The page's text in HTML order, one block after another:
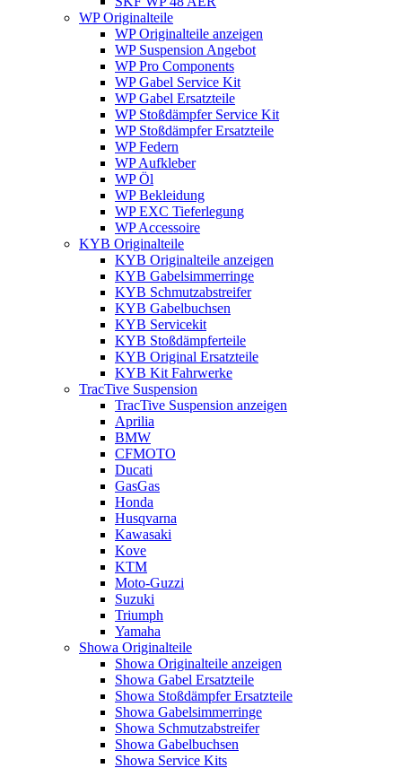
WP Originalteile
WP Originalteile anzeigen
WP Suspension Angebot
WP Pro Components
WP Gabel Service Kit
WP Gabel Ersatzteile
WP Stoßdämpfer Service Kit
WP Stoßdämpfer Ersatzteile
WP Federn
WP Aufkleber
WP Öl
WP Bekleidung
WP EXC Tieferlegung
WP Accessoire
KYB Originalteile
KYB Originalteile anzeigen
KYB Gabelsimmerringe
KYB Schmutzabstreifer
KYB Gabelbuchsen
KYB Servicekit
KYB Stoßdämpferteile
KYB Original Ersatzteile
KYB Kit Fahrwerke
TracTive Suspension
TracTive Suspension anzeigen
Aprilia
BMW
CFMOTO
Ducati
GasGas
Honda
Husqvarna
Kawasaki
Kove
KTM
Moto-Guzzi
Suzuki
Triumph
Yamaha
Showa Originalteile
Showa Originalteile anzeigen
Showa Gabel Ersatzteile
Showa Stoßdämpfer Ersatzteile
Showa Gabelsimmerringe
Showa Schmutzabstreifer
Showa Gabelbuchsen
Showa Service Kits